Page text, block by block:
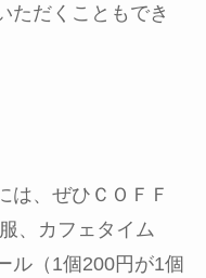
ただくこともでき
は、ぜひＣＯＦＦ
、カフェタイム
ル（1個200円が1個